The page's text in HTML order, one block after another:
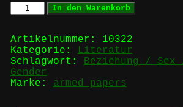
the
hive
Menge
In den Warenkorb
Artikelnummer: 10322
Kategorie:
Literatur
Schlagwort: Beziehung / Sex
Gender
Marke: armed papers